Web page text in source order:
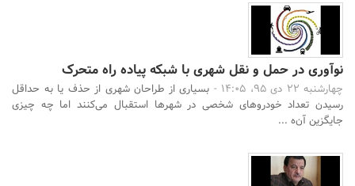
نوآوری در حمل و نقل شهری با شبکه پیاده راه‌ متحرک
چهارشنبه 22 دی 95، 14:05 -
بسیاری از طراحان شهری از حذف یا به حداقل
رسیدن تعداد خودروهای شخصی در شهرها استقبال می‌کنند اما چه چیزی
جایگزین آن‌ه ...